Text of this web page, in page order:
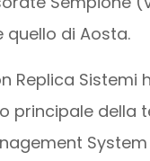
quello di Aosta.
Replica Sistemi
principale della
System